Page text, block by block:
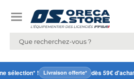
sélection* ! Livraison offerte* dès 59€ d'achat